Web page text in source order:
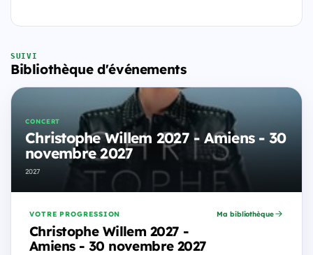
SUIVI
Bibliothèque d'événements
CONCERT
Christophe Willem 2027 - Amiens - 30
novembre 2027
2027
VOTRE PROGRESSION
Christophe Willem 2027 -
Amiens - 30 novembre 2027
Ma bibliothèque